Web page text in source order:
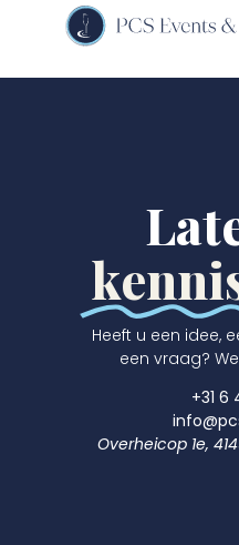
Heeft u een idee,
een vraag?
+31 6
Overheicop 1e,